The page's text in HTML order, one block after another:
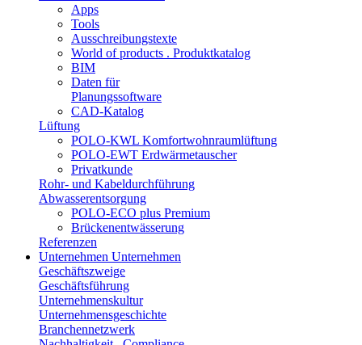
Apps
Tools
Ausschreibungstexte
World of products . Produktkatalog
BIM
Daten für
Planungssoftware
CAD-Katalog
Lüftung
POLO-KWL Komfortwohnraumlüftung
POLO-EWT Erdwärmetauscher
Privatkunde
Rohr- und Kabeldurchführung
Abwasserentsorgung
POLO-ECO plus Premium
Brückenentwässerung
Referenzen
Unternehmen Unternehmen
Geschäftszweige
Geschäftsführung
Unternehmenskultur
Unternehmensgeschichte
Branchennetzwerk